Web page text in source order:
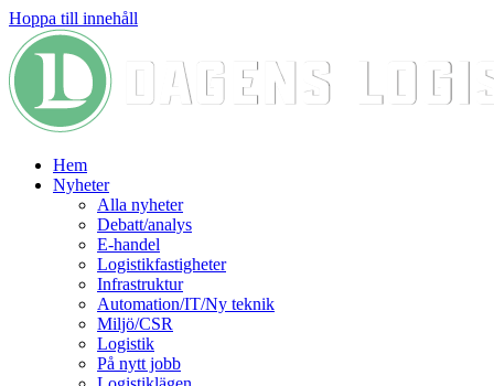
Hoppa till innehåll
Hem
Nyheter
Alla nyheter
Debatt/analys
E-handel
Logistikfastigheter
Infrastruktur
Automation/IT/Ny teknik
Miljö/CSR
Logistik
På nytt jobb